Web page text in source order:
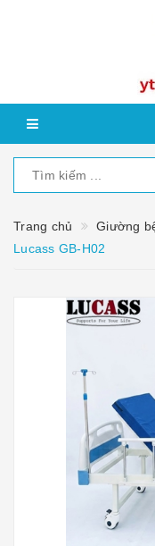
Trang chủ Giường
Lucass GB-H02